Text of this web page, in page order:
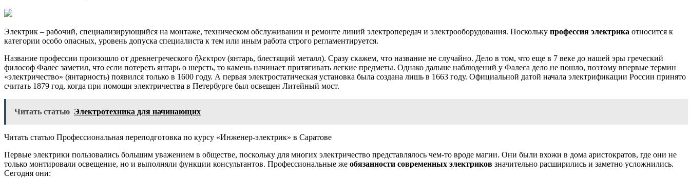
Электрик – рабочий, специализирующийся на монтаже, техническом обслуживании и ремонте линий электропередач и электрооборудования. Поскольку профессия электрика относится к
категории особо опасных, уровень допуска специалиста к тем или иным работа строго регламентируется.
Название профессии произошло от древнегреческого ἤλεκτρον (янтарь, блестящий металл). Сразу скажем, что название не случайно. Дело в том, что еще в 7 веке до нашей эры греческий
философ Фалес заметил, что если потереть янтарь о шерсть, то камень начинает притягивать легкие предметы. Однако дальше наблюдений у Фалеса дело не пошло, поэтому впервые термин
«электричество» (янтарность) появился только в 1600 году. А первая электростатическая установка была создана лишь в 1663 году. Официальной датой начала электрификации России принято
считать 1879 год, когда при помощи электричества в Петербурге был освещен Литейный мост.
Читать статью Электротехника для начинающих
Читать статью Профессиональная переподготовка по курсу «Инженер-электрик» в Саратове
Первые электрики пользовались большим уважением в обществе, поскольку для многих электричество представлялось чем-то вроде магии. Они были вхожи в дома аристократов, где они не
только монтировали освещение, но и выполняли функции консультантов. Профессиональные же обязанности современных электриков значительно расширились и заметно усложнились.
Сегодня они: